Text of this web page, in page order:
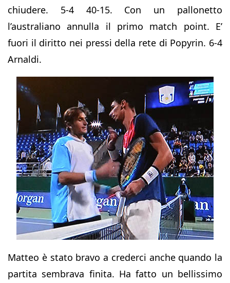
chiudere. 5-4 40-15. Con un pallonetto
l’australiano annulla il primo match point. E’
fuori il diritto nei pressi della rete di Popyrin. 6-4
Arnaldi.
Matteo è stato bravo a crederci anche quando la
partita sembrava finita. Ha fatto un bellissimo